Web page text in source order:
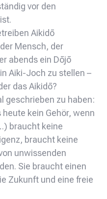
vor den
Aikidō
Mensch, der
abends ein Dōjō
Aiki-Joch zu stellen –
das Aikidō?
geschrieben zu haben:
kein Gehör, wenn
braucht keine
braucht keine
unwissenden
Sie braucht einen
Zukunft und eine freie